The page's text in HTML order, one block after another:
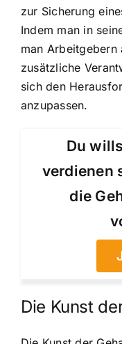
zur Sicherung
Indem man in
man Arbeitgebern
zusätzliche
sich den
anzupassen.
Du
verdienen
die
Die Kunst